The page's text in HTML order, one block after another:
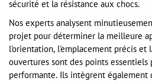
sécurité et la résistance aux chocs.
Nos experts analysent
projet pour déterminer la meilleure
l'orientation, l'emplacement précis et
ouvertures sont des points essentiels
performante. Ils intègrent également